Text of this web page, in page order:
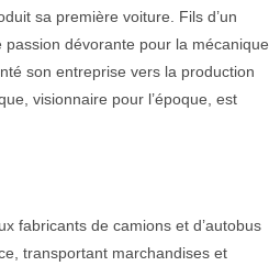
sa première voiture. Fils d’un
dévorante pour la mécanique.
son entreprise vers la production
visionnaire pour l’époque, est
fabricants de camions et d’autobus
transportant marchandises et